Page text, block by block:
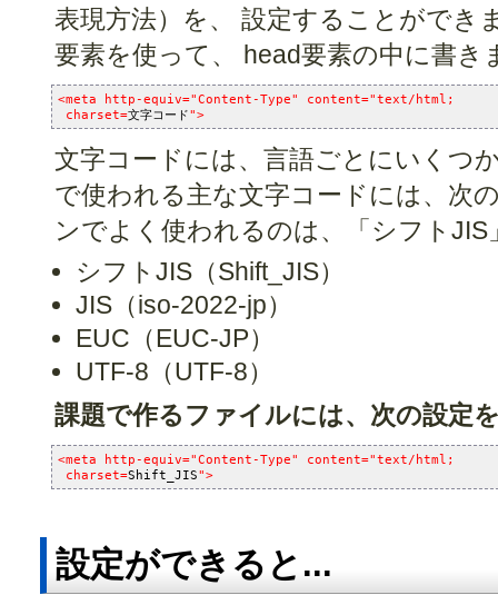
表現方法）を、 設定することができ
要素を使って、 head要素の中に書き
<meta http-equiv="Content-Type" content="text/html;
charset=文字コード">
文字コードには、言語ごとにいくつ
で使われる主な文字コードには、次
ンでよく使われるのは、「シフトJIS
シフトJIS（Shift_JIS）
JIS（iso-2022-jp）
EUC（EUC-JP）
UTF-8（UTF-8）
課題で作るファイルには、次の設定
<meta http-equiv="Content-Type" content="text/html;
charset=Shift_JIS">
設定ができると...